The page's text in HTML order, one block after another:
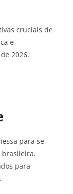
cruciais de
e
2026.
para se
para